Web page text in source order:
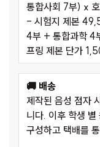
통합사회 7부) x
- 시험지 제본
4부 + 통합과학 4
프링 제본 단가
🚚 배송
제작된 음성 점자
니다. 이후 학생
구성하고 택배를